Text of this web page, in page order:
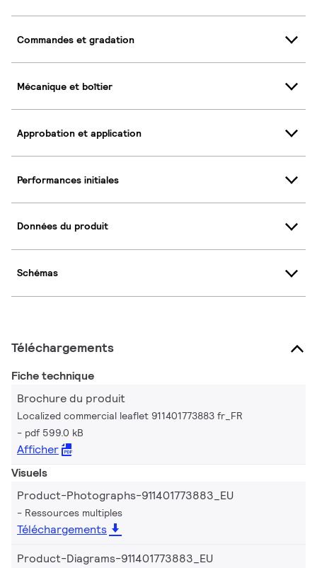
Commandes et gradation
Mécanique et boîtier
Approbation et application
Performances initiales
Données du produit
Schémas
Téléchargements
Fiche technique
Brochure du produit
Localized commercial leaflet 911401773883 fr_FR
pdf 599.0 kB
Afficher
Visuels
Product-Photographs-911401773883_EU
Ressources multiples
Téléchargements
Product-Diagrams-911401773883_EU